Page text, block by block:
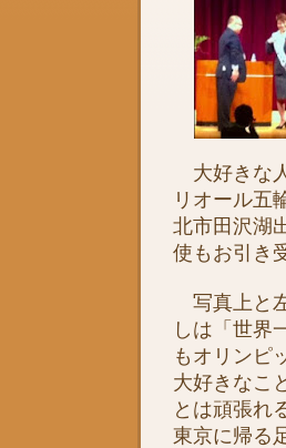
大好きな
リオール五
北市田沢湖
使もお引き
写真上と
しは「世界
もオリンピ
大好きなこ
とは頑張れ
東京に帰る